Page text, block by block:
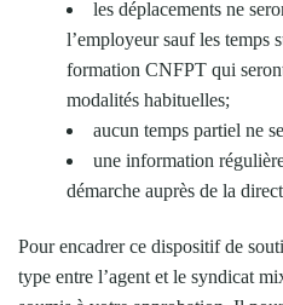
les déplacements ne
l’employeur sauf les temps
formation CNFPT qui
modalités habituelles;
aucun temps partiel ne
une information
démarche auprès de la
Pour encadrer ce dispositif de
type entre l’agent et le syndicat